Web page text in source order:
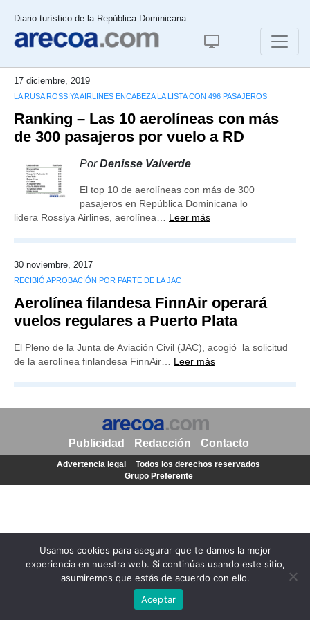
Diario turístico de la República Dominicana
17 diciembre, 2019
LA RUSA ROSSIYA AIRLINES ENCABEZA LA LISTA CON 496 PASAJEROS
Ranking – Las 10 aerolíneas con más
de 300 pasajeros por vuelo a RD
PorDenisse Valverde
El top 10 de aerolíneas con más de 300
pasajeros en República Dominicana lo
lidera Rossiya Airlines, aerolínea… Leer más
30 noviembre, 2017
RECIBIÓ APROBACIÓN POR PARTE DE LA JAC
Aerolínea filandesa FinnAir operará
vuelos regulares a Puerto Plata
El Pleno de la Junta de Aviación Civil (JAC), acogió la solicitud
de la aerolínea finlandesa FinnAir… Leer más
Usamos cookies para asegurar que te damos la mejor
experiencia en nuestra web. Si continúas usando este sitio,
asumiremos que estás de acuerdo con ello.
Aceptar
Publicidad Redacción Contacto
Advertencia legal
Todos los derechos reservados
Grupo Preferente